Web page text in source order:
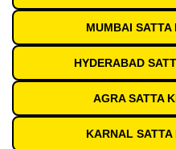
MUMBAI
HYDERABAD
AGRA SATTA
KARNAL